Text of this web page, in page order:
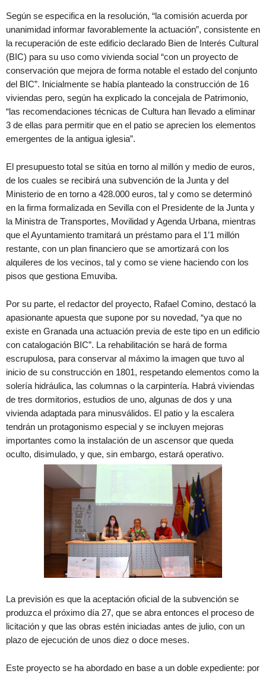
Según se especifica en la resolución, “la comisión acuerda por
unanimidad informar favorablemente la actuación”, consistente en
la recuperación de este edificio declarado Bien de Interés Cultural
(BIC) para su uso como vivienda social “con un proyecto de
conservación que mejora de forma notable el estado del conjunto
del BIC”. Inicialmente se había planteado la construcción de 16
viviendas pero, según ha explicado la concejala de Patrimonio,
“las recomendaciones técnicas de Cultura han llevado a eliminar
3 de ellas para permitir que en el patio se aprecien los elementos
emergentes de la antigua iglesia”.
El presupuesto total se sitúa en torno al millón y medio de euros,
de los cuales se recibirá una subvención de la Junta y del
Ministerio de en torno a 428.000 euros, tal y como se determinó
en la firma formalizada en Sevilla con el Presidente de la Junta y
la Ministra de Transportes, Movilidad y Agenda Urbana, mientras
que el Ayuntamiento tramitará un préstamo para el 1’1 millón
restante, con un plan financiero que se amortizará con los
alquileres de los vecinos, tal y como se viene haciendo con los
pisos que gestiona Emuviba.
Por su parte, el redactor del proyecto, Rafael Comino, destacó la
apasionante apuesta que supone por su novedad, “ya que no
existe en Granada una actuación previa de este tipo en un edificio
con catalogación BIC”. La rehabilitación se hará de forma
escrupulosa, para conservar al máximo la imagen que tuvo al
inicio de su construcción en 1801, respetando elementos como la
solería hidráulica, las columnas o la carpintería. Habrá viviendas
de tres dormitorios, estudios de uno, algunas de dos y una
vivienda adaptada para minusválidos. El patio y la escalera
tendrán un protagonismo especial y se incluyen mejoras
importantes como la instalación de un ascensor que queda
oculto, disimulado, y que, sin embargo, estará operativo.
La previsión es que la aceptación oficial de la subvención se
produzca el próximo día 27, que se abra entonces el proceso de
licitación y que las obras estén iniciadas antes de julio, con un
plazo de ejecución de unos diez o doce meses.
Este proyecto se ha abordado en base a un doble expediente: por